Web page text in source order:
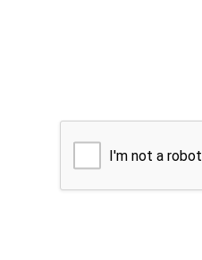
I'm not a robot